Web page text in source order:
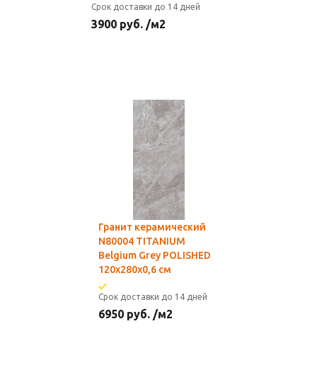
Срок доставки до 14 дней
3900 руб. /м2
Гранит керамический
N80004 TITANIUM
Belgium Grey POLISHED
120х280х0,6 см
Срок доставки до 14 дней
6950 руб. /м2